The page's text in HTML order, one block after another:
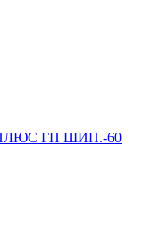
ПЛЮС ГП ШИП.-60